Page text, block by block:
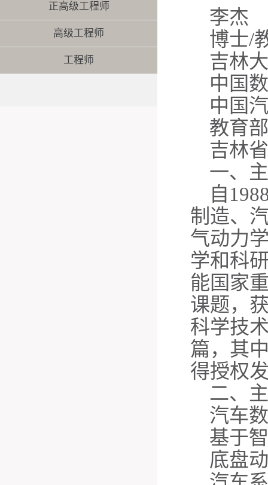
正高级工程师
高级工程师
工程师
李杰
博士/
吉林
中国
中国
教育部
吉林
一、
自
制造、
气动力
学和科
能国家
课题，
科学技
篇，其
得授权
二、
汽车
基于
底盘